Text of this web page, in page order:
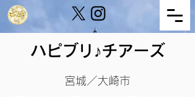
ハピブリ♪チアーズ
宮城／大崎市